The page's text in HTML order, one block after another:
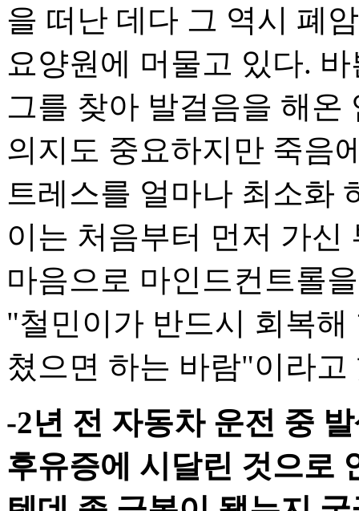
을 떠난 데다 그 역시 폐
요양원에 머물고 있다.
그를 찾아 발걸음을 해
의지도 중요하지만 죽음
트레스를 얼마나 최소화
이는 처음부터 먼저 가
마음으로 마인드컨트롤
"철민이가 반드시 회복
쳤으면 하는 바람"이라고
-2년 전 자동차 운전 중
후유증에 시달린 것으로